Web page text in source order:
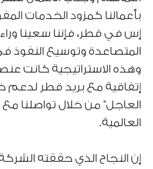
بأعمالنا كمزود الخدمات
إس في قطر، فإننا سعينا وراء
المتصاعدة وتوسيع النفوذ
وهذه الاستراتيجية كانت
إتفاقية مع بريد قطر لدعم
العاجل” من خلال تواصلنا
العالمية.
إن النجاح الذي حققته